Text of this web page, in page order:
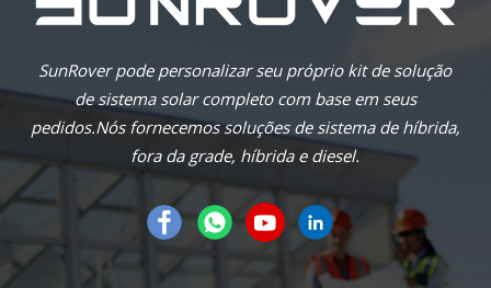
SunRover pode personalizar seu próprio kit de solução
de sistema solar completo com base em seus
pedidos.Nós fornecemos soluções de sistema de híbrida,
fora da grade, híbrida e diesel.